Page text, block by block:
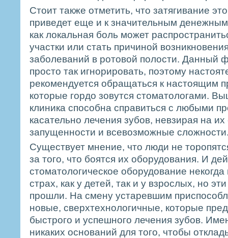
Стоит также отметить, что затягивание
приведет еще и к значительным
как локальная боль может
участки или стать причиной
заболеваний в ротовой полости. Данный
просто так игнорировать, поэтому
рекомендуется обращаться к настоящим
которые гордо зовутся стоматологами.
клиника способна справиться с любыми
касательно лечения зубов, невзирая на их
запущенности и всевозможные
Существует мнение, что люди не
за того, что боятся их оборудования. И
стоматологическое оборудование
страх, как у детей, так и у взрослых, но
прошли. На смену устаревшим
новые, сверхтехнологичные, которые
быстрого и успешного лечения зубов.
никаких оснований для того, чтобы